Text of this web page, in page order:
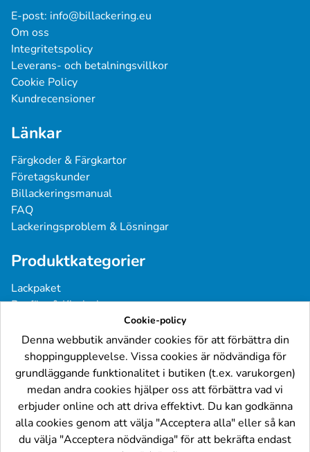
E-post: info@billackering.eu
Om oss
Integritetspolicy
Leverans- och betalningsvillkor
Cookie Policy
Kundrecensioner
Länkar
Färgkoder & Färgkartor
Företagskunder
Billackeringsmanual
FAQ
Lackeringsproblem & Lösningar
Produktkategorier
Lackpaket
Basfärg & Klarlack
Grundfärg & Spackel
Verktyg & Tillbehör
Industri- & Yrkeslack
Följ oss
Cookie-policy
Denna webbutik använder cookies för att förbättra din
shoppingupplevelse. Vissa cookies är nödvändiga för
grundläggande funktionalitet i butiken (t.ex. varukorgen)
medan andra cookies hjälper oss att förbättra vad vi
erbjuder online och att driva effektivt. Du kan godkänna
alla cookies genom att välja "Acceptera alla" eller så kan
du välja "Acceptera nödvändiga" för att bekräfta endast